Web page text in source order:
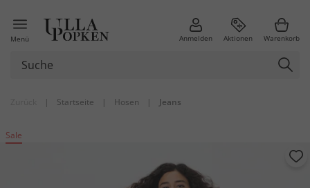
Menü Anmelden Aktionen Warenkorb
| Startseite | Hosen | Jeans
Sale